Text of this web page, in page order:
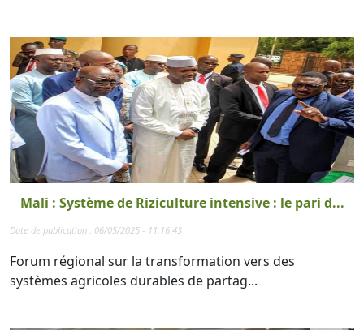
Mali : Système de Riziculture intensive : le pari d...
Date de publication : 06/05/2025 - 11:16:43
Forum régional sur la transformation vers des
systèmes agricoles durables de partag...